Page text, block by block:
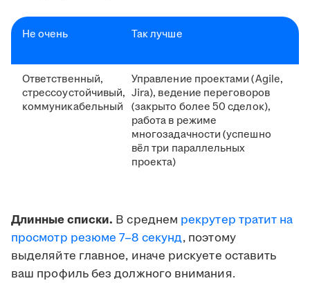
Не очень Так лучше
Ответственный,
стрессоустойчивый,
коммуникабельный
Управление проектами (Agile,
Jira), ведение переговоров
(закрыто более 50 сделок),
работа в режиме
многозадачности (успешно
вёл три параллельных
проекта)
Длинные списки. В среднем рекрутер тратит на
просмотр резюме 7–8 секунд, поэтому
выделяйте главное, иначе рискуете оставить
ваш профиль без должного внимания.